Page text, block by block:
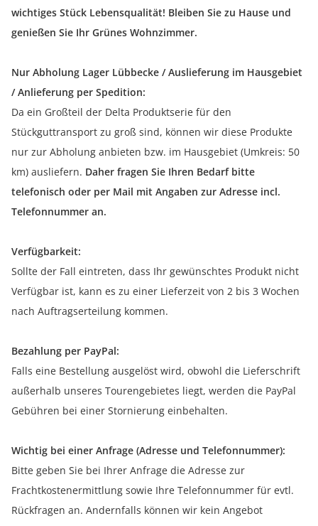
wichtiges Stück Lebensqualität! Bleiben Sie zu Hause und
genießen Sie Ihr Grünes Wohnzimmer.
Nur Abholung Lager Lübbecke / Auslieferung im Hausgebiet
/ Anlieferung per Spedition:
Da ein Großteil der Delta Produktserie für den
Stückguttransport zu groß sind, können wir diese Produkte
nur zur Abholung anbieten bzw. im Hausgebiet (Umkreis: 50
km) ausliefern. Daher fragen Sie Ihren Bedarf bitte
telefonisch oder per Mail mit Angaben zur Adresse incl.
Telefonnummer an.
Verfügbarkeit:
Sollte der Fall eintreten, dass Ihr gewünschtes Produkt nicht
Verfügbar ist, kann es zu einer Lieferzeit von 2 bis 3 Wochen
nach Auftragserteilung kommen.
Bezahlung per PayPal:
Falls eine Bestellung ausgelöst wird, obwohl die Lieferschrift
außerhalb unseres Tourengebietes liegt, werden die PayPal
Gebühren bei einer Stornierung einbehalten.
Wichtig bei einer Anfrage (Adresse und Telefonnummer):
Bitte geben Sie bei Ihrer Anfrage die Adresse zur
Frachtkostenermittlung sowie Ihre Telefonnummer für evtl.
Rückfragen an. Andernfalls können wir kein Angebot